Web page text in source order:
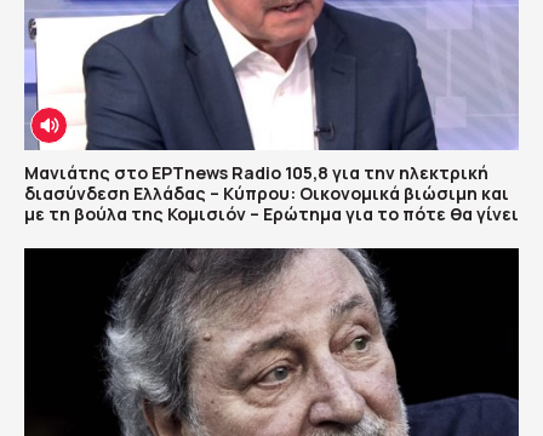
Μανιάτης στο ΕΡΤnews Radio 105,8 για την ηλεκτρική
διασύνδεση Ελλάδας – Κύπρου: Οικονομικά βιώσιμη και
με τη βούλα της Κομισιόν – Ερώτημα για το πότε θα γίνει